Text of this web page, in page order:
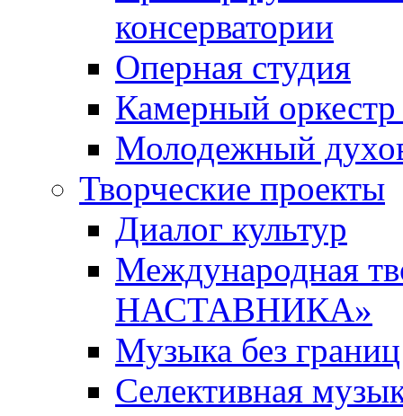
консерватории
Оперная студия
Камерный оркестр
Молодежный
Творческие проекты
Диалог культур
Международная
НАСТАВНИКА»
Музыка без границ
Селективная